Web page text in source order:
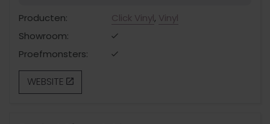
Producten:
Click Vinyl, Vinyl
Showroom:
Proefmonsters:
WEBSITE